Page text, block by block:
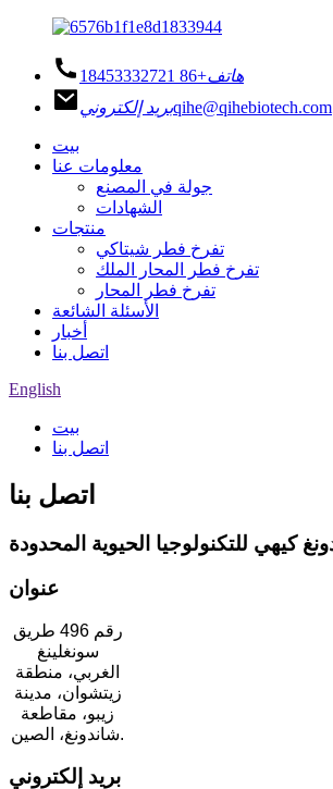
هاتف+86 18453332721
بريد إلكترونيqihe@qihebiotech.com
بيت
معلومات عنا
جولة في المصنع
الشهادات
منتجات
تفرخ فطر شيتاكي
تفرخ فطر المحار الملك
تفرخ فطر المحار
الأسئلة الشائعة
أخبار
اتصل بنا
English
بيت
اتصل بنا
اتصل بنا
عنوان
رقم 496 طريق
سونغلينغ
الغربي، منطقة
زيتشوان، مدينة
زيبو، مقاطعة
شاندونغ، الصين.
بريد إلكتروني